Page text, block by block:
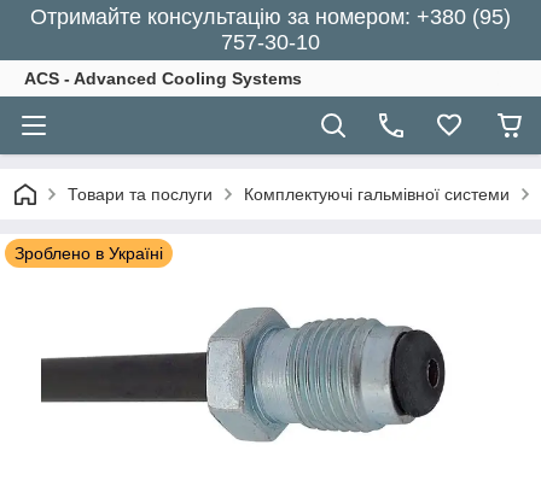
Отримайте консультацію за номером: +380 (95)
757-30-10
ACS - Advanced Cooling Systems
Товари та послуги Комплектуючі гальмівної системи
Зроблено в Україні